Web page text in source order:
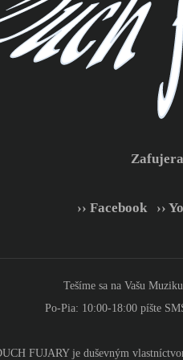
›› Facebook| ››
Tešíme sa na Vašu
Po-Pia: 10:00-18:00 píšte
FUJARY je duševným